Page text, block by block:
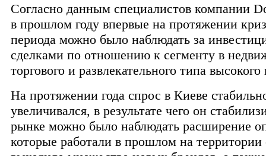
Согласно данным специалистов компании
в прошлом году впервые на протяжении
периода можно было наблюдать за
сделками по отношению к сегменту в
торгового и развлекательного типа высокого
На протяжении года спрос в Киеве
увеличивался, в результате чего он
рынке можно было наблюдать расширение
которые работали в прошлом на